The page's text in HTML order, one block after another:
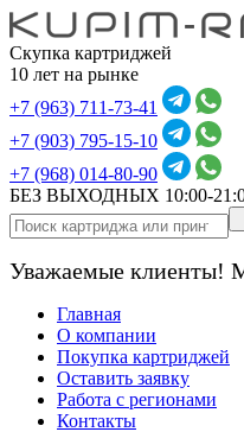
Скупка картриджей
10 лет на рынке
+7 (963) 711-73-41
+7 (903) 795-15-10
+7 (968) 014-80-90
БЕЗ ВЫХОДНЫХ 10:00-
Уважаемые клиенты!
Главная
О компании
Покупка картриджей
Оставить заявку
Работа с регионами
Контакты